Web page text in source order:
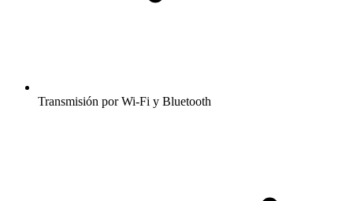
Transmisión por Wi-Fi y Bluetooth